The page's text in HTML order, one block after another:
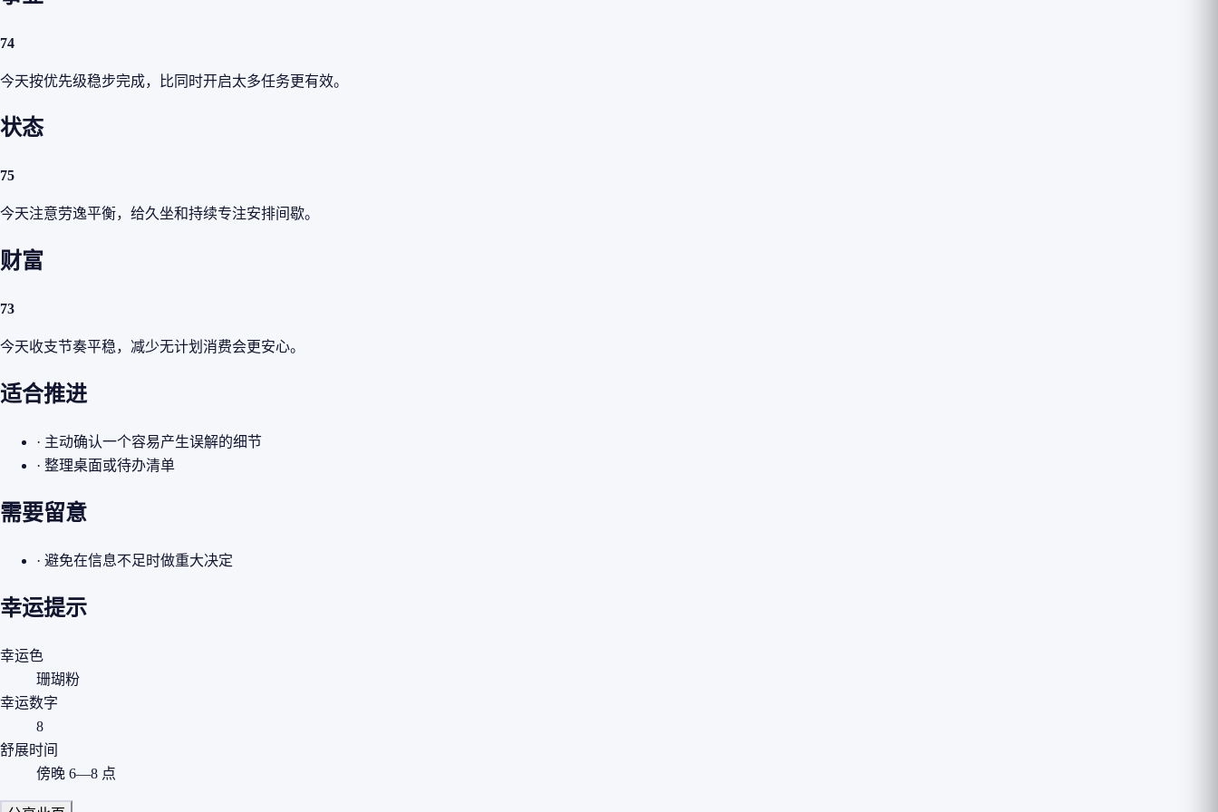
74
今天按优先级稳步完成，比同时开启太多任务更有效。
状态
75
今天注意劳逸平衡，给久坐和持续专注安排间歇。
财富
73
今天收支节奏平稳，减少无计划消费会更安心。
适合推进
· 主动确认一个容易产生误解的细节
· 整理桌面或待办清单
需要留意
· 避免在信息不足时做重大决定
幸运提示
幸运色
珊瑚粉
幸运数字
8
舒展时间
傍晚 6—8 点